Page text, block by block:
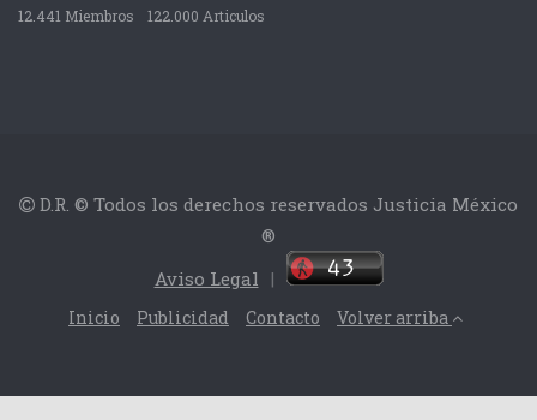
12.441 Miembros 122.000 Articulos
D.R. © Todos los derechos reservados Justicia México
®
Aviso Legal |
Inicio Publicidad Contacto Volver arriba